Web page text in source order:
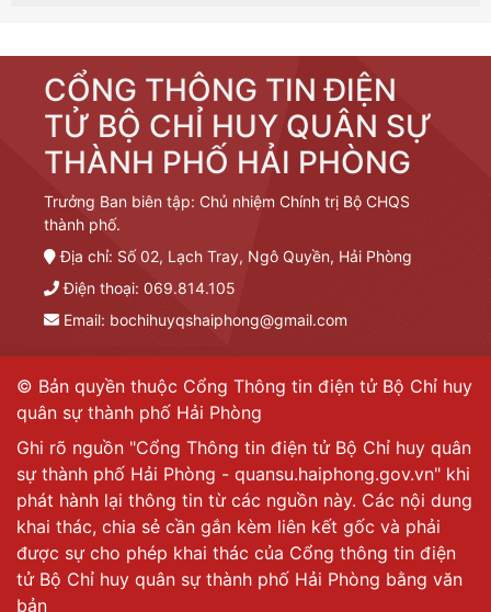
CỔNG THÔNG TIN ĐIỆN
TỬ BỘ CHỈ HUY QUÂN SỰ
THÀNH PHỐ HẢI PHÒNG
Trưởng Ban biên tập: Chủ nhiệm Chính trị Bộ CHQS
thành phố.
Địa chỉ: Số 02, Lạch Tray, Ngô Quyền, Hải Phòng
Điện thoại: 069.814.105
Email: bochihuyqshaiphong@gmail.com
© Bản quyền thuộc Cổng Thông tin điện tử Bộ Chỉ huy
quân sự thành phố Hải Phòng
Ghi rõ nguồn "Cổng Thông tin điện tử Bộ Chỉ huy quân
sự thành phố Hải Phòng - quansu.haiphong.gov.vn" khi
phát hành lại thông tin từ các nguồn này. Các nội dung
khai thác, chia sẻ cần gắn kèm liên kết gốc và phải
được sự cho phép khai thác của Cổng thông tin điện
tử Bộ Chỉ huy quân sự thành phố Hải Phòng bằng văn
bản